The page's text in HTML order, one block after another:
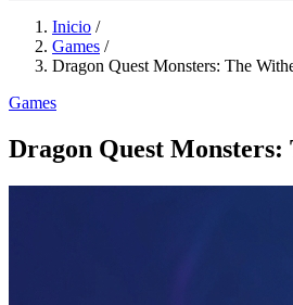
Inicio /
Games /
Dragon Quest Monsters: The
Games
Dragon Quest Monsters: